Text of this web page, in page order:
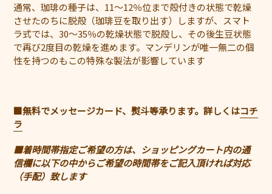
通常、珈琲の種子は、11〜12％位まで殻付きの状態で乾燥
させたのちに脱殻（珈琲豆を取り出す）しますが、スマト
ラ式では、30〜35％の乾燥状態で脱殻し、その後生豆状態
で再び2度目の乾燥を進めます。マンデリンが唯一無二の個
性を持つのもこの特殊な製法が影響しています
■無料でメッセージカード、熨斗等承ります。詳しくはコチ
ラ
■着時間帯指定ご希望の方は、ショッピングカート内の通
信欄に以下の中からご希望の時間帯をご記入頂ければ対応
（手配）致します